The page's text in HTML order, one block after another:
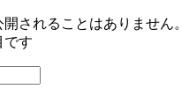
されることはありません。
です